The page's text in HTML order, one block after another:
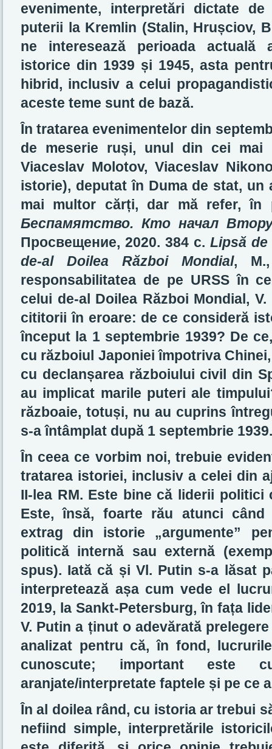
evenimente, interpretări dictate
puterii la Kremlin (Stalin, Hrușciov,
ne interesează perioada actuală
istorice din 1939 și 1945, asta
hibrid, inclusiv a celui
aceste teme sunt de bază.
În tratarea evenimentelor din
de meserie ruși, unul din cei mai
Viaceslav Molotov, Viaceslav
istorie), deputat în Duma de stat,
mai multor cărți, dar mă refer, în
Беспамятство.Кто начал
Просвещение, 2020. 384 с. Lipsă de
de-al Doilea Război Mondial,
responsabilitatea de pe URSS în
celui de-al Doilea Război Mondial,
cititorii în eroare: de ce consideră
început la 1 septembrie 1939? De
cu războiul Japoniei împotriva
cu declanșarea războiului civil din
au implicat marile puteri ale
războaie, totuși, nu au cuprins
s-a întâmplat după 1 septembrie 1939.
În ceea ce vorbim noi, trebuie
tratarea istoriei, inclusiv a celei din
II-lea RM. Este bine că liderii
Este, însă, foarte rău atunci când
extrag din istorie „argumente”
politică internă sau externă
spus). Iată că și Vl. Putin s-a lăsat
interpretează așa cum vede el
2019, la Sankt-Petersburg, în fața
V. Putin a ținut o adevărată
analizat pentru că,în fond,
cunoscute; important este
aranjate/interpretate faptele și pe ce
În al doilea rând, cu istoria ar trebui
nefiind simple, interpretările